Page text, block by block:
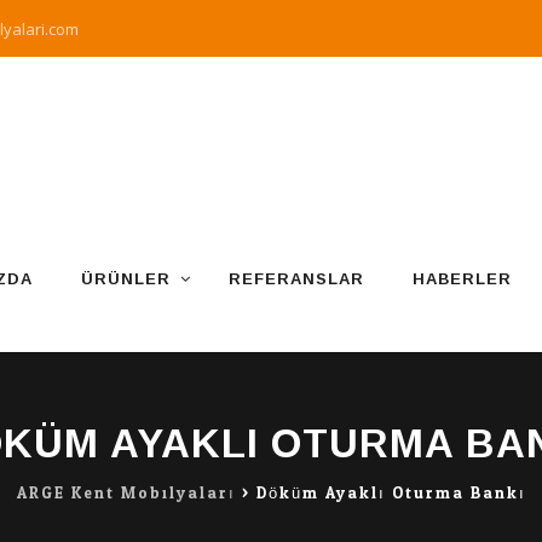
ÜRÜNLER REFERANSLAR HABERLER
AYAKLI OTURMA
ARGE Kent Mobilyaları > Döküm Ayaklı Oturma Bankı